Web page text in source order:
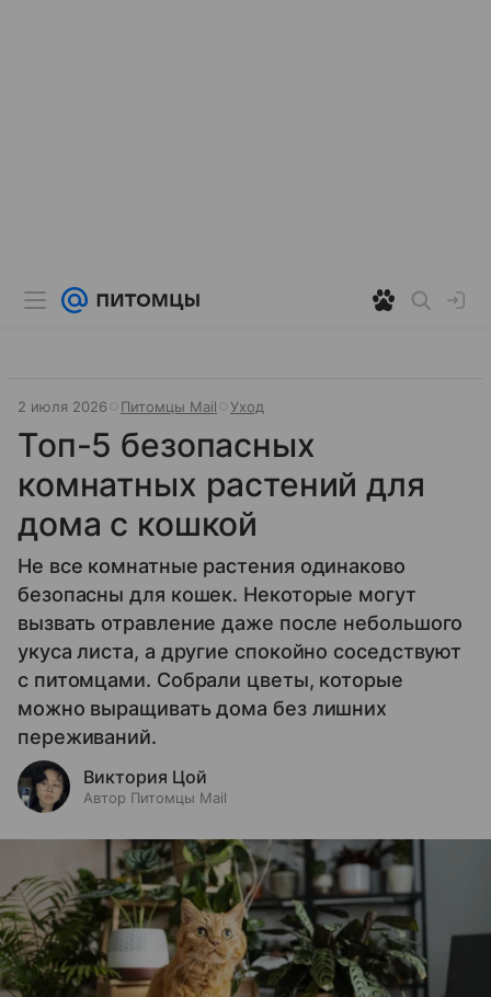
2 июля 2026 Питомцы Mail Уход
Топ-5 безопасных
комнатных растений для
дома с кошкой
Не все комнатные растения одинаково
безопасны для кошек. Некоторые могут
вызвать отравление даже после небольшого
укуса листа, а другие спокойно соседствуют
с питомцами. Собрали цветы, которые
можно выращивать дома без лишних
переживаний.
Виктория Цой
Автор Питомцы Mail